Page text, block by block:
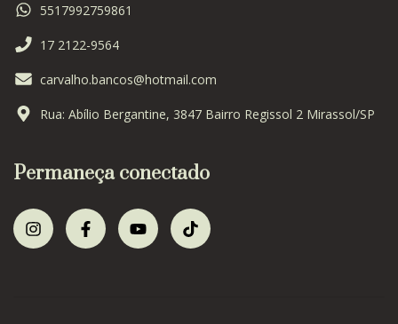
5517992759861
17 2122-9564
carvalho.bancos@hotmail.com
Rua: Abílio Bergantine, 3847 Bairro Regissol 2 Mirassol/SP
Permaneça conectado